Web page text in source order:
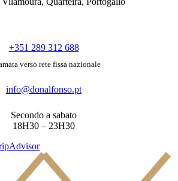
+351 289 312 688
verso rete fissa nazionale
info@donalfonso.pt
Secondo a sabato
18H30 – 23H30